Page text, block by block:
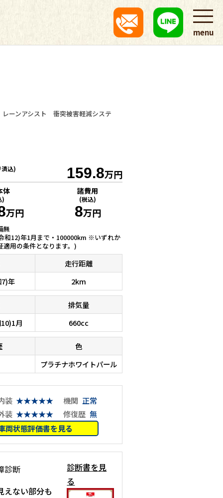
menu
ーンアシスト 衝突被害軽減システ
込) 159.8万円
体
)
万円
諸費用
(税込)
8万円
無
和12)年1月まで・100000km ※いずれか
適用の条件となります。)
年
走行距離
2km
月
排気量
660cc
色
プラチナホワイトパール
装 ★★★★★ 機関 正常
装 ★★★★★ 修復歴 無
両状態評価書を見る
診断
えない部分も
診断書を見
る